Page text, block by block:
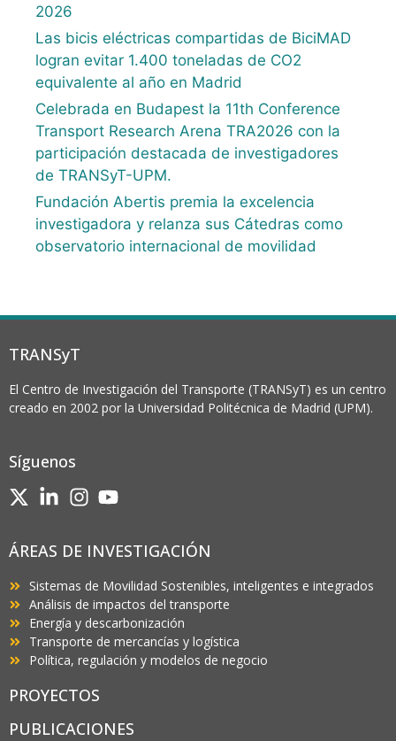
2026
Las bicis eléctricas compartidas de BiciMAD
logran evitar 1.400 toneladas de CO2
equivalente al año en Madrid
Celebrada en Budapest la 11th Conference
Transport Research Arena TRA2026 con la
participación destacada de investigadores
de TRANSyT-UPM.
Fundación Abertis premia la excelencia
investigadora y relanza sus Cátedras como
observatorio internacional de movilidad
TRANSyT
El Centro de Investigación del Transporte (TRANSyT) es un centro
creado en 2002 por la Universidad Politécnica de Madrid (UPM).
Síguenos
ÁREAS DE INVESTIGACIÓN
Sistemas de Movilidad Sostenibles, inteligentes e integrados
Análisis de impactos del transporte
Energía y descarbonización
Transporte de mercancías y logística
Política, regulación y modelos de negocio
PROYECTOS
PUBLICACIONES